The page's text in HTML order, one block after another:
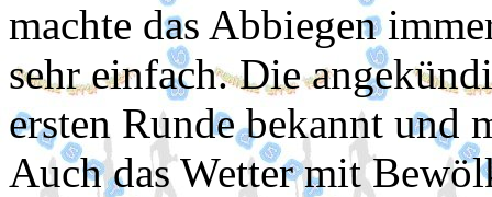
machte das Abbiegen
sehr einfach. Die
ersten Runde bekannt und
Auch das Wetter mit